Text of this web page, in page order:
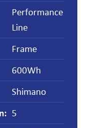
Performance
Line
Frame
600Wh
Shimano
: 5